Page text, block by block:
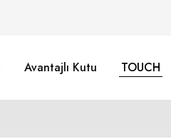
Avantajlı Kutu TOUCH